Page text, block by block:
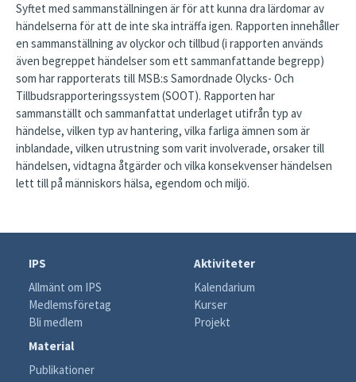
Syftet med sammanställningen är för att kunna dra lärdomar av
händelserna för att de inte ska inträffa igen. Rapporten innehåller
en sammanställning av olyckor och tillbud (i rapporten används
även begreppet händelser som ett sammanfattande begrepp)
som har rapporterats till MSB:s Samordnade Olycks- Och
Tillbudsrapporteringssystem (SOOT). Rapporten har
sammanställt och sammanfattat underlaget utifrån typ av
händelse, vilken typ av hantering, vilka farliga ämnen som är
inblandade, vilken utrustning som varit involverade, orsaker till
händelsen, vidtagna åtgärder och vilka konsekvenser händelsen
lett till på människors hälsa, egendom och miljö.
IPS
Allmänt om IPS
Medlemsföretag
Bli medlem
Aktiviteter
Kalendarium
Kurser
Projekt
Material
Publikationer